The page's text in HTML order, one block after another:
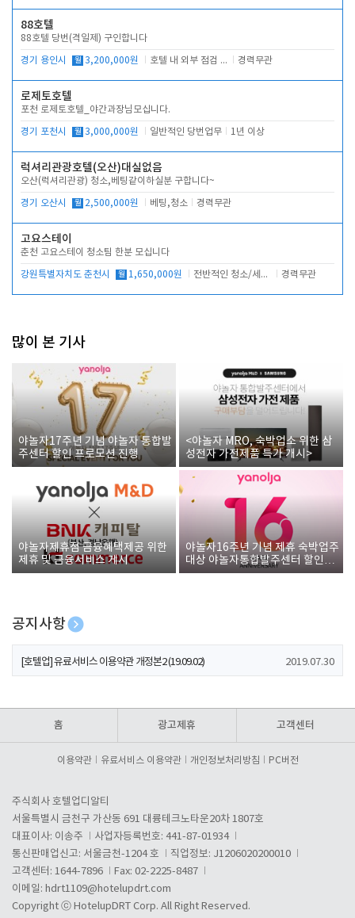
88호텔
88호텔 당번(격일제) 구인합니다
경기 용인시 월 3,200,000원 호텔 내 외부 점검 및 프런트 운영 경력무관
로제토호텔
포천 로제토호텔_야간과장님모십니다.
경기 포천시 월 3,000,000원 일반적인 당번업무 1년 이상
럭셔리관광호텔(오산)대실없음
오산(럭셔리관광) 청소,베팅같이하실분 구합니다~
경기 오산시 월 2,500,000원 베팅,청소 경력무관
고요스테이
춘천 고요스테이 청소팀 한분 모십니다
강원특별자치도 춘천시 월 1,650,000원 전반적인 청소/세탁업무 경력무관
많이 본 기사
야놀자17주년 기념 야놀자 통합발
주센터 할인 프로모션 진행
<야놀자 MRO, 숙박업소 위한 삼
성전자 가전제품 특가 개시>
야놀자제휴점 금융혜택제공 위한
제휴 및 금융서비스 게시
야놀자16주년 기념 제휴 숙박업주
대상 야놀자통합발주센터 할인쿠
폰 증정
공지사항
[호텔업] 개인정보 처리방침 개정본1 (19.09.02)
[호텔업] 유료서비스 이용약관 개정본2 (19.09.02) 2019.07.30
홈 광고제휴 고객센터
이용약관 유료서비스 이용약관 개인정보처리방침 PC버전
주식회사 호텔업디알티
서울특별시 금천구 가산동 691 대륭테크노타운20차 1807호
대표이사: 이송주
사업자등록번호: 441-87-01934
통신판매업신고: 서울금천-1204 호
직업정보: J1206020200010
고객센터: 1644-7896
Fax: 02-2225-8487
이메일: hdrt1109@hotelupdrt.com
Copyright ⓒ HotelupDRT Corp. All Right Reserved.